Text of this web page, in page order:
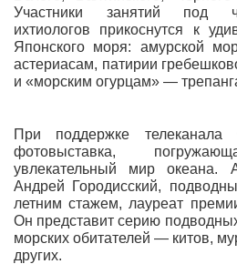
Участники занятий под
ихтиологов прикоснутся к
Японского моря: амурской
астериасам, патирии
и «морским огурцам» —
При поддержке телеканала
фотовыставка,
увлекательный мир
Андрей Городисский,
летним стажем, лауреат
Он представит серию
морских обитателей — китов,
других.